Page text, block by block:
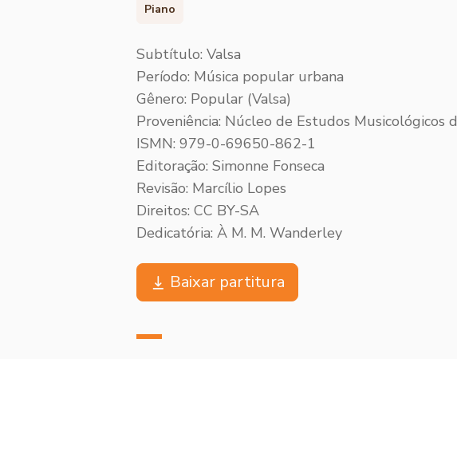
Piano
Subtítulo: Valsa
Período: Música popular urbana
Gênero: Popular (Valsa)
Proveniência: Núcleo de Estudos Musicológicos
ISMN: 979-0-69650-862-1
Editoração: Simonne Fonseca
Revisão: Marcílio Lopes
Direitos: CC BY-SA
Dedicatória: À M. M. Wanderley
Baixar partitura